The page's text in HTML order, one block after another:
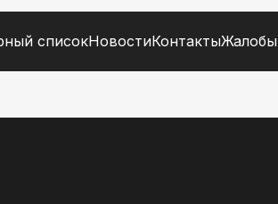
списокНовостиКонтактыЖалобы